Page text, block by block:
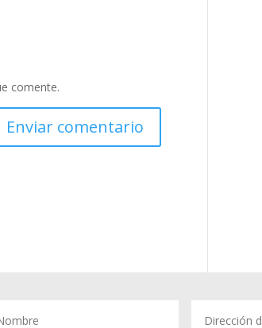
comente.